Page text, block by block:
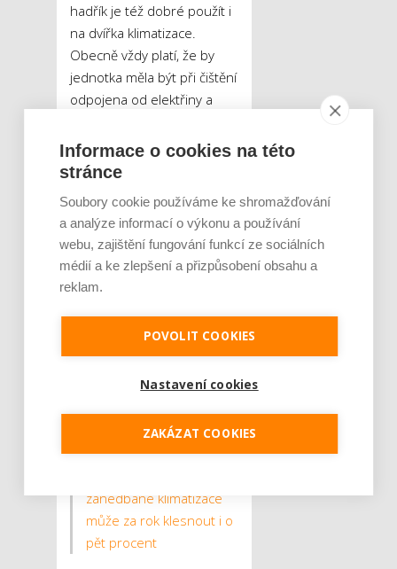
hadřík je též dobré použít i
na dvířka klimatizace.
Obecně vždy platí, že by
jednotka měla být při čištění
odpojena od elektřiny a
až v momentu, kdy jsou
úplně suché. Například
dobré čistit suchým
štětcem, další přídavné filtry
poté odborníci doporučují
po čase měnit. Zapomínat
venkovní jednotku, základní
údržba se u ní provádí
je dobré zbavit ji
Jak se starat o chladicí
zanedbané klimatizace
může za rok klesnout i o
pět procent
Informace o cookies na této
stránce
Soubory cookie používáme ke shromažďování
a analýze informací o výkonu a používání
webu, zajištění fungování funkcí ze sociálních
médií a ke zlepšení a přizpůsobení obsahu a
reklam.
POVOLIT COOKIES
Nastavení cookies
ZAKÁZAT COOKIES